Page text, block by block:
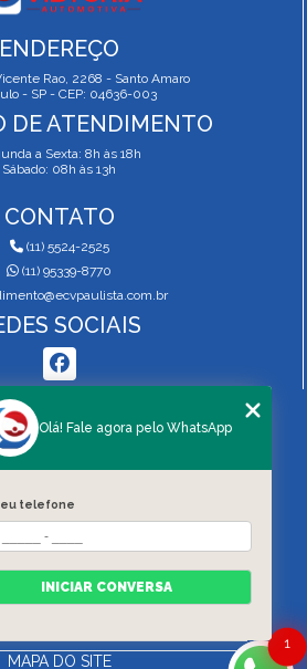
ENDEREÇO
Rao, 2268 - Santo Amaro
- SP - CEP: 04636-003
DE ATENDIMENTO
a Sexta: 8h às 18h
Sábado: 08h às 13h
CONTATO
(11) 5524-2525
(11) 95339-8770
SOCIAIS
MENU
QUEM SOMOS
SERVIÇOS
BLOG
DE VISTORIA
MAPA DO SITE
1
Olá! Fale agora pelo WhatsApp
telefone
INICIAR CONVERSA